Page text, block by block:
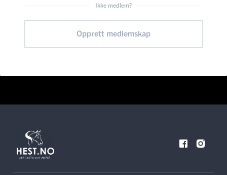
Ikke medlem?
Opprett medlemskap